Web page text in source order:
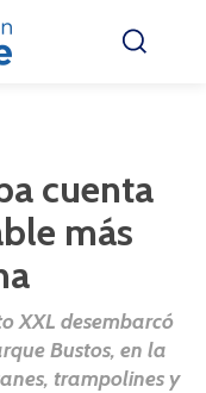
cuenta
más
XXL desembarcó
Bustos, en la
trampolines y